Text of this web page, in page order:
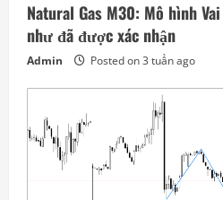
Natural Gas M30: Mô hình
như đã được xác nhận
Admin Posted on 3 tuần ago